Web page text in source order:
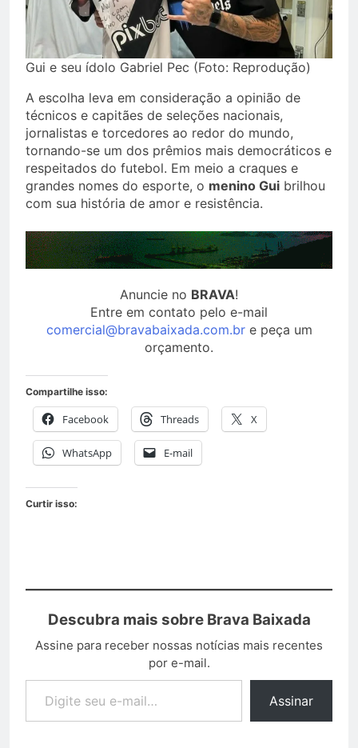
Gui e seu ídolo Gabriel Pec (Foto: Reprodução)
A escolha leva em consideração a opinião de
técnicos e capitães de seleções nacionais,
jornalistas e torcedores ao redor do mundo,
tornando-se um dos prêmios mais democráticos e
respeitados do futebol. Em meio a craques e
grandes nomes do esporte, o menino Gui brilhou
com sua história de amor e resistência.
Anuncie no BRAVA!
Entre em contato pelo e-mail
comercial@bravabaixada.com.bre peça um
orçamento.
Compartilhe isso:
Facebook Threads X
WhatsApp E-mail
Curtir isso:
Descubra mais sobre Brava Baixada
Assine para receber nossas notícias mais recentes
por e-mail.
Assinar